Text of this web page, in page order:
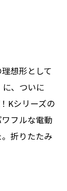
想形として
、ついに
Kシリーズの
フルな電動
折りたたみ